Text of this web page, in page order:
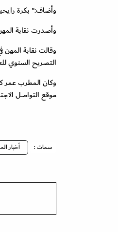
وأضاف:" بكرة
وأصدرت نقابة
وقالت نقابة
التصريح السنوي
وكان المطرب عمر
موقع التواصل
سمات : أخبار